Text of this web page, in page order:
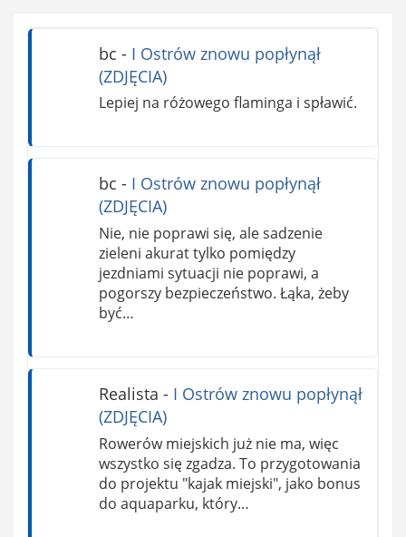
bc - I Ostrów znowu popłynął
(ZDJĘCIA)
Lepiej na różowego flaminga i spławić.
bc - I Ostrów znowu popłynął
(ZDJĘCIA)
Nie, nie poprawi się, ale sadzenie
zieleni akurat tylko pomiędzy
jezdniami sytuacji nie poprawi, a
pogorszy bezpieczeństwo. Łąka, żeby
być…
Realista - I Ostrów znowu popłynął
(ZDJĘCIA)
Rowerów miejskich już nie ma, więc
wszystko się zgadza. To przygotowania
do projektu "kajak miejski", jako bonus
do aquaparku, który…